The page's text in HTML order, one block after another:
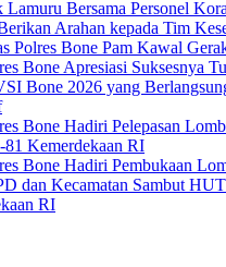
Lamuru Bersama Personel
Arahan kepada Tim
Polres Bone Pam Kawal
Bone Apresiasi Suksesnya
Bone 2026 yang
Bone Hadiri Pelepasan
Kemerdekaan RI
Bone Hadiri Pembukaan
dan Kecamatan Sambut
RI